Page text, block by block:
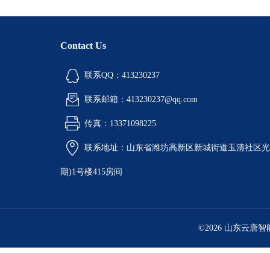
Contact Us
联系QQ：413230237
联系邮箱：413230237@qq.com
传真：13371098225
联系地址：山东省潍坊高新区新城街道玉清社区
期)1号楼415房间
©2026 山东云唐